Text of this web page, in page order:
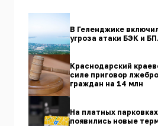
В Геленджике
угроза атаки БЭК и
Краснодарский
силе приговор
граждан на 14 млн
На платных
появились новые